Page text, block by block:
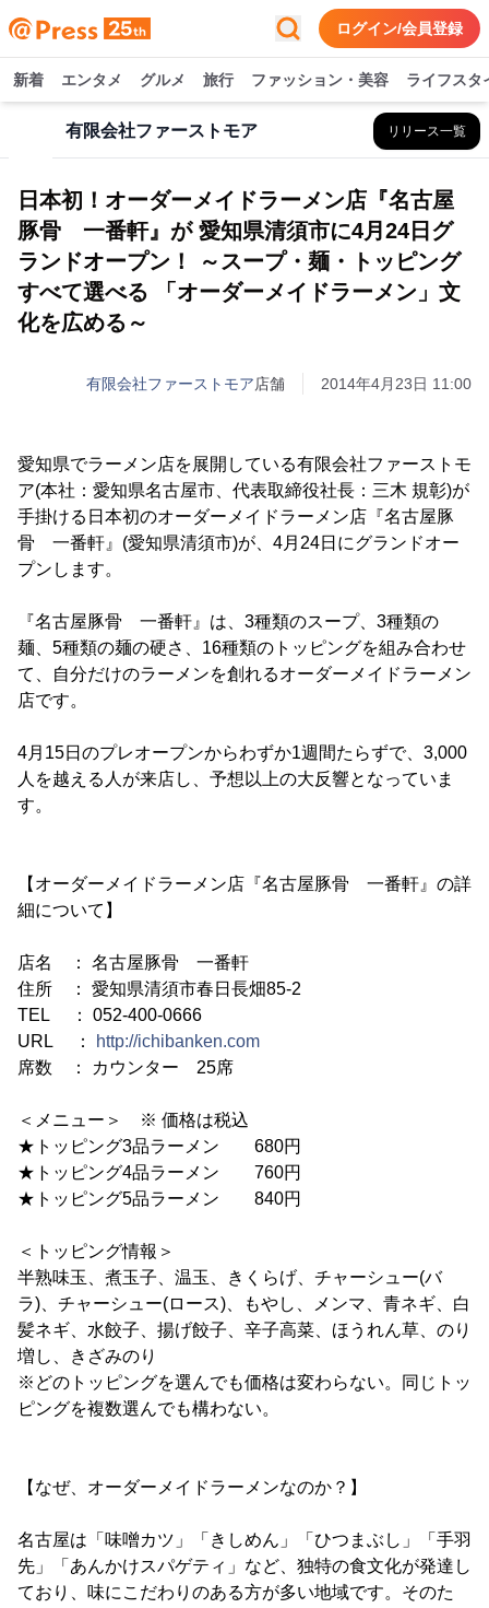
ログイン/会員登録
新着 エンタメ グルメ 旅行 ファッション・美容 ライフスタ
有限会社ファーストモア リリース一覧
日本初！オーダーメイドラーメン店『名古屋
豚骨 一番軒』が 愛知県清須市に4月24日グ
ランドオープン！ ～スープ・麺・トッピング
すべて選べる 「オーダーメイドラーメン」文
化を広める～
有限会社ファーストモア店舗 2014年4月23日 11:00
愛知県でラーメン店を展開している有限会社ファーストモ
ア(本社：愛知県名古屋市、代表取締役社長：三木 規彰)が
手掛ける日本初のオーダーメイドラーメン店『名古屋豚
骨 一番軒』(愛知県清須市)が、4月24日にグランドオー
プンします。
『名古屋豚骨 一番軒』は、3種類のスープ、3種類の
麺、5種類の麺の硬さ、16種類のトッピングを組み合わせ
て、自分だけのラーメンを創れるオーダーメイドラーメン
店です。
4月15日のプレオープンからわずか1週間たらずで、3,000
人を越える人が来店し、予想以上の大反響となっていま
す。
【オーダーメイドラーメン店『名古屋豚骨 一番軒』の詳
細について】
店名 ： 名古屋豚骨 一番軒
住所 ： 愛知県清須市春日長畑85-2
TEL ： 052-400-0666
URL ：
http://ichibanken.com
席数 ： カウンター 25席
＜メニュー＞ ※ 価格は税込
★トッピング3品ラーメン 680円
★トッピング4品ラーメン 760円
★トッピング5品ラーメン 840円
＜トッピング情報＞
半熟味玉、煮玉子、温玉、きくらげ、チャーシュー(バ
ラ)、チャーシュー(ロース)、もやし、メンマ、青ネギ、白
髪ネギ、水餃子、揚げ餃子、辛子高菜、ほうれん草、のり
増し、きざみのり
※どのトッピングを選んでも価格は変わらない。同じトッ
ピングを複数選んでも構わない。
【なぜ、オーダーメイドラーメンなのか？】
名古屋は「味噌カツ」「きしめん」「ひつまぶし」「手羽
先」「あんかけスパゲティ」など、独特の食文化が発達し
ており、味にこだわりのある方が多い地域です。そのた